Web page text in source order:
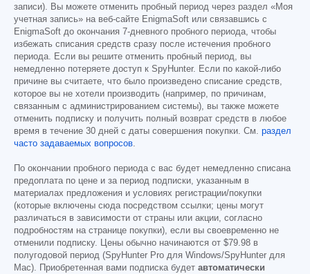
записи). Вы можете отменить пробный период через раздел «Моя
учетная запись» на веб-сайте EnigmaSoft или связавшись с
EnigmaSoft до окончания 7-дневного пробного периода, чтобы
избежать списания средств сразу после истечения пробного
периода. Если вы решите отменить пробный период, вы
немедленно потеряете доступ к SpyHunter. Если по какой-либо
причине вы считаете, что было произведено списание средств,
которое вы не хотели производить (например, по причинам,
связанным с администрированием системы), вы также можете
отменить подписку и получить полный возврат средств в любое
время в течение 30 дней с даты совершения покупки. См. раздел
часто задаваемых вопросов.
По окончании пробного периода с вас будет немедленно списана
предоплата по цене и за период подписки, указанным в
материалах предложения и условиях регистрации/покупки
(которые включены сюда посредством ссылки; цены могут
различаться в зависимости от страны или акции, согласно
подробностям на странице покупки), если вы своевременно не
отменили подписку. Цены обычно начинаются от $79.98 в
полугодовой период (SpyHunter Pro для Windows/SpyHunter для
Mac). Приобретенная вами подписка будет автоматически